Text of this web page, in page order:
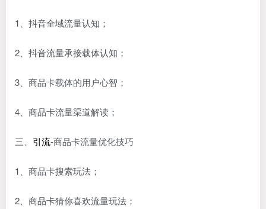
1、抖音全域流量认知；
2、抖音流量承接载体认知；
3、商品卡载体的用户心智；
4、商品卡流量渠道解读；
三、 引流-商品卡流量优化技巧
1、商品卡搜索玩法；
2、商品卡猜你喜欢流量玩法；